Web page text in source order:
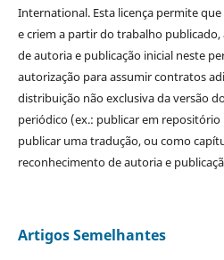
International. Esta licença permite que
e criem a partir do trabalho
de autoria e publicação inicial neste
autorização para assumir contratos
distribuição não exclusiva da versão
periódico (ex.: publicar em
publicar uma tradução, ou como
reconhecimento de autoria e
Artigos Semelhantes